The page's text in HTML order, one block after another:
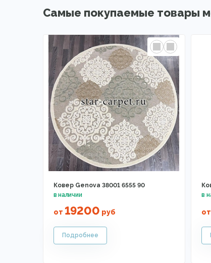
Самые покупаемые товары
Ковер Genova 38001 6555 90
от 19200 руб